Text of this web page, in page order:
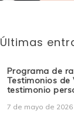
Últimas
Programa de
Testimonios de
testimonio
7 de mayo de 2026